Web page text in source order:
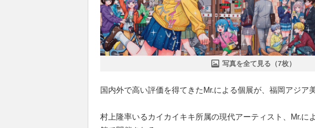
写真を全て見る（7枚）
国内外で高い評価を得てきたMr.による個展が、福岡アジア
村上隆率いるカイカイキキ所属の現代アーティスト、Mr.に